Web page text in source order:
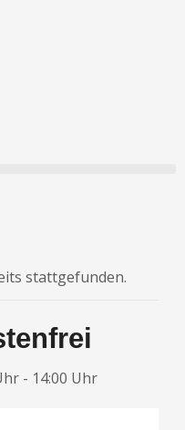
stattgefunden.
- 14:00 Uhr